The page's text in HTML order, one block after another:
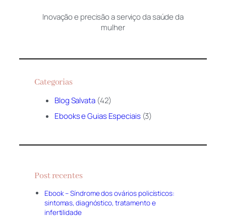
Inovação e precisão a serviço da saúde da
mulher
Categorias
Blog Salvata(42)
Ebooks e Guias Especiais(3)
Post recentes
Ebook – Síndrome dos ovários policísticos:
sintomas, diagnóstico, tratamento e
infertilidade